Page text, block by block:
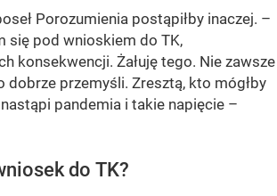
Porozumienia postąpiłby inaczej. –
się pod wnioskiem do TK,
konsekwencji. Żałuję tego. Nie zawsze
dobrze przemyśli. Zresztą, kto mógłby
pandemia i takie napięcie –
do TK?